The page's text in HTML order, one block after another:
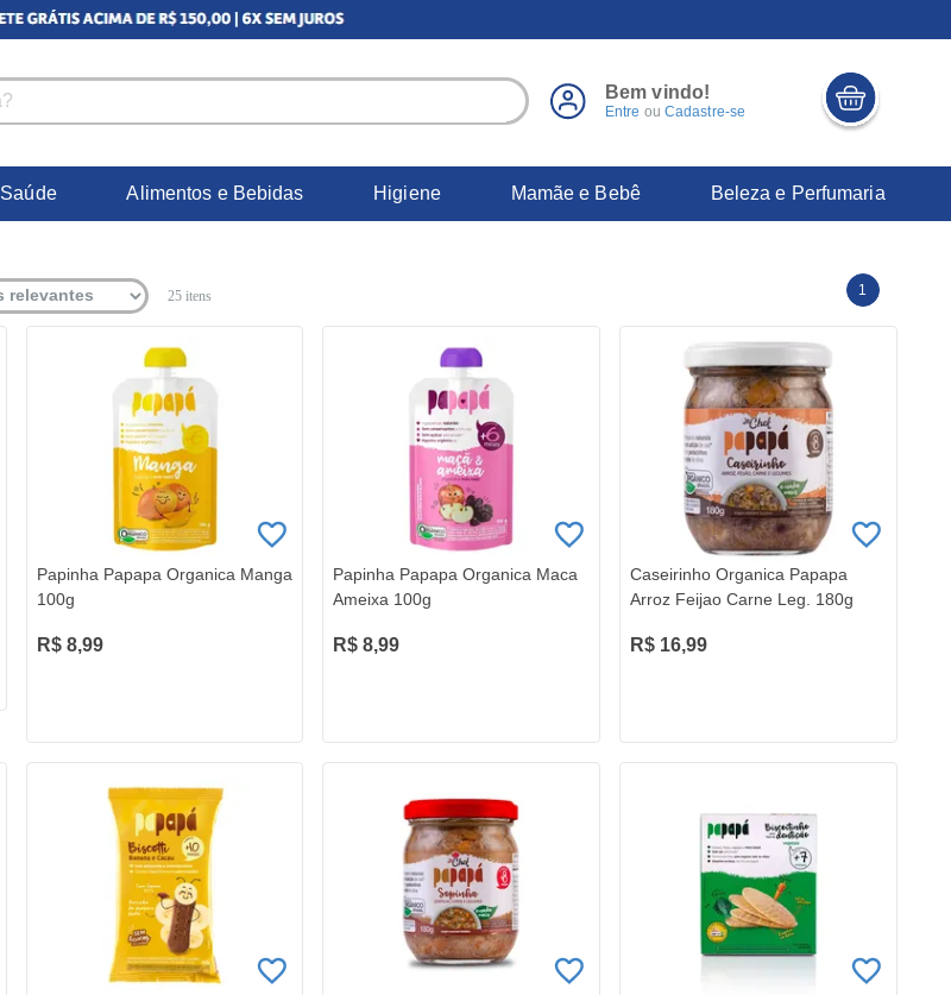
Bem vindo!
Entre ou Cadastre-se
Saúde Alimentos e Bebidas Higiene Mamãe e Bebê Beleza e Perfumaria
25itens 1
Papinha Papapa Organica Manga
100g
R$ 8,99
Papinha Papapa Organica Maca
Ameixa 100g
R$ 8,99
Caseirinho Organica Papapa
Arroz Feijao Carne Leg. 180g
R$ 16,99